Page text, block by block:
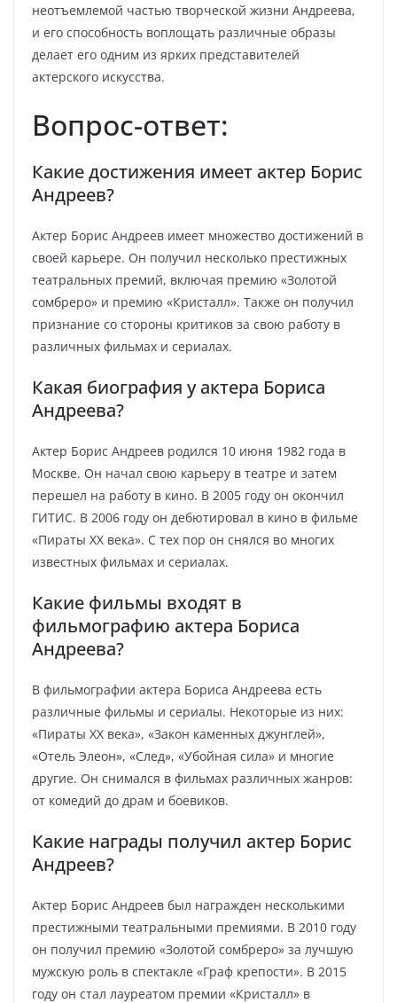
неотъемлемой частью творческой жизни Андреева,
и его способность воплощать различные образы
делает его одним из ярких представителей
актерского искусства.
Вопрос-ответ:
Какие достижения имеет актер Борис
Андреев?
Актер Борис Андреев имеет множество достижений в
своей карьере. Он получил несколько престижных
театральных премий, включая премию «Золотой
сомбреро» и премию «Кристалл». Также он получил
признание со стороны критиков за свою работу в
различных фильмах и сериалах.
Какая биография у актера Бориса
Андреева?
Актер Борис Андреев родился 10 июня 1982 года в
Москве. Он начал свою карьеру в театре и затем
перешел на работу в кино. В 2005 году он окончил
ГИТИС. В 2006 году он дебютировал в кино в фильме
«Пираты XX века». С тех пор он снялся во многих
известных фильмах и сериалах.
Какие фильмы входят в
фильмографию актера Бориса
Андреева?
В фильмографии актера Бориса Андреева есть
различные фильмы и сериалы. Некоторые из них:
«Пираты XX века», «Закон каменных джунглей»,
«Отель Элеон», «След», «Убойная сила» и многие
другие. Он снимался в фильмах различных жанров:
от комедий до драм и боевиков.
Какие награды получил актер Борис
Андреев?
Актер Борис Андреев был награжден несколькими
престижными театральными премиями. В 2010 году
он получил премию «Золотой сомбреро» за лучшую
мужскую роль в спектакле «Граф крепости». В 2015
году он стал лауреатом премии «Кристалл» в